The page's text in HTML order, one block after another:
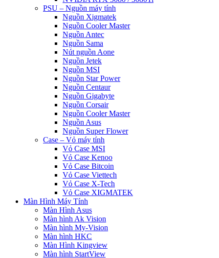
PSU – Nguồn máy tính
Nguồn Xigmatek
Nguồn Cooler Master
Nguồn Antec
Nguồn Sama
Nút nguồn Aone
Nguồn Jetek
Nguồn MSI
Nguồn Star Power
Nguồn Centaur
Nguồn Gigabyte
Nguồn Corsair
Nguồn Cooler Master
Nguồn Asus
Nguồn Super Flower
Case – Vỏ máy tính
Vỏ Case MSI
Vỏ Case Kenoo
Vỏ Case Bitcoin
Vỏ Case Viettech
Vỏ Case X-Tech
Vỏ Case XIGMATEK
Màn Hình Máy Tính
Màn Hình Asus
Màn hình Ak Vision
Màn hình My-Vision
Màn hình HKC
Màn Hình Kingview
Màn hình StartView